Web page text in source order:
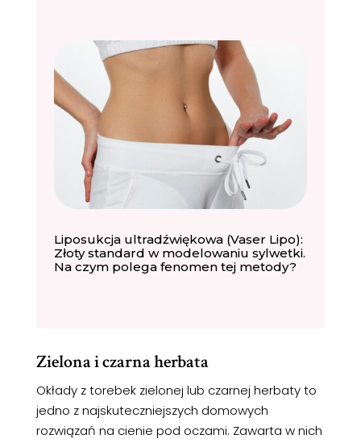
Liposukcja ultradźwiękowa (Vaser Lipo):
Złoty standard w modelowaniu sylwetki.
Na czym polega fenomen tej metody?
Zielona i czarna herbata
Okłady z torebek zielonej lub czarnej herbaty to
jedno z najskuteczniejszych domowych
rozwiązań na cienie pod oczami. Zawarta w nich